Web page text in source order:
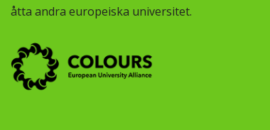
åtta andra europeiska universitet.